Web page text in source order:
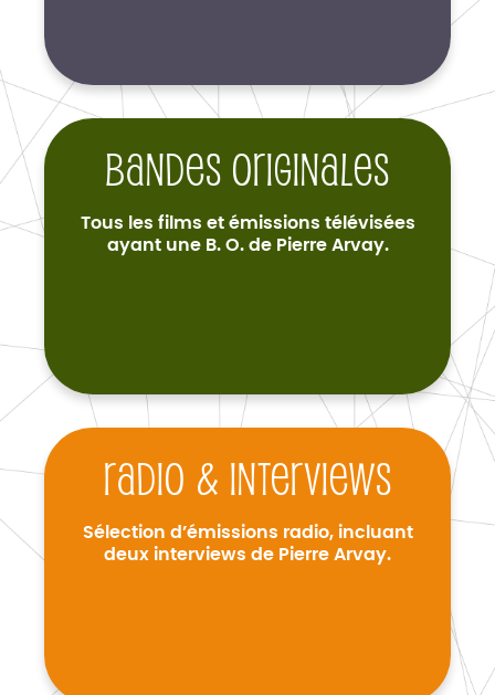
Bandes originales
Tous les films et émissions télévisées
ayant une B. O. de Pierre Arvay.
Radio & interviews
Sélection d’émissions radio, incluant
deux interviews de Pierre Arvay.